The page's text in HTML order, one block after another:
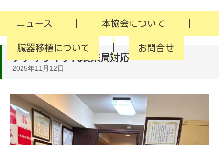
アナザライブ代表来局対応
2025年11月12日